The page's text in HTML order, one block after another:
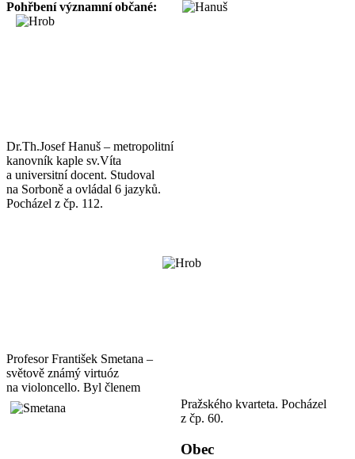
Pohřbení významní občané:
Dr.Th.Josef Hanuš – metropolitní
kanovník kaple sv.Víta
a universitní docent. Studoval
na Sorboně a ovládal 6 jazyků.
Pocházel z čp. 112.
Profesor František Smetana –
světově známý virtuóz
na violoncello. Byl členem
Pražského kvarteta. Pocházel
z čp. 60.
Obec